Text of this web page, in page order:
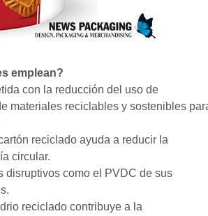
emplean?
con la reducción del uso de
materiales reciclables y sostenibles
reciclado ayuda a reducir la
circular.
disruptivos como el PVDC de sus
reciclado contribuye a la